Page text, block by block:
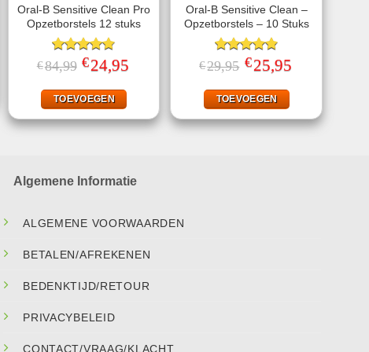
Oral-B Sensitive Clean Pro
Opzetborstels 12 stuks
Gewaardeerd
4.78uit 5
€84,99 Oorspronkelijke
prijs
€84,99.
€24,95
TOEVOEGEN
Oral-B Sensitive Clean –
Opzetborstels – 10 Stuks
Gewaardeerd
4.86uit 5
€29,95 Oorspronkelijke
prijs
€29,95.
€25,95prijs
TOEVOEGEN
Algemene Informatie
ALGEMENE VOORWAARDEN
BETALEN/AFREKENEN
BEDENKTIJD/RETOUR
PRIVACYBELEID
CONTACT/VRAAG/KLACHT